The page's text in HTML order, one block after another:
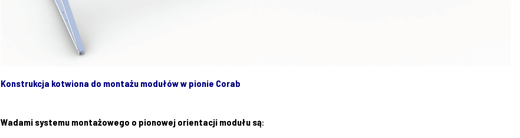
Konstrukcja kotwiona do montażu modułów w pionie Corab
Wadami systemu montażowego o pionowej orientacji modułu są: